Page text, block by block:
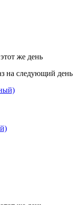
же день
на следующий день